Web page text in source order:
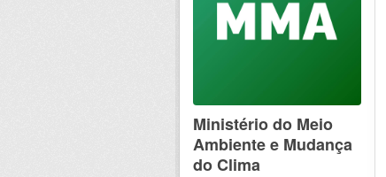
Ministério do Meio
Ambiente e Mudança
do Clima